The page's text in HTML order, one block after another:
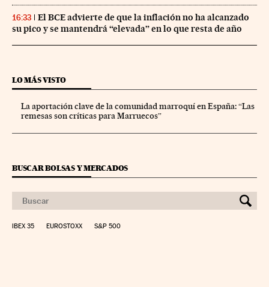
16:33
El BCE advierte de que la inflación no ha alcanzado
su pico y se mantendrá “elevada” en lo que resta de año
LO MÁS VISTO
La aportación clave de la comunidad marroquí en España: “Las
remesas son críticas para Marruecos”
BUSCAR BOLSAS Y MERCADOS
IBEX 35 EUROSTOXX S&P 500